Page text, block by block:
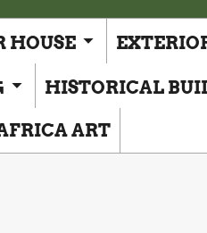
HOUSE
HISTORICAL
ART